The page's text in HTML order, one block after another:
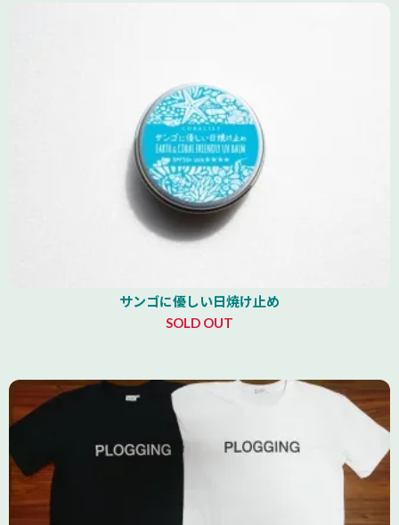
サンゴに優しい日焼け止め
SOLD OUT